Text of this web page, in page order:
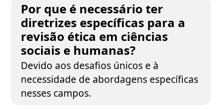
Por que é necessário ter
diretrizes específicas para a
revisão ética em ciências
sociais e humanas?
Devido aos desafios únicos e à
necessidade de abordagens específicas
nesses campos.